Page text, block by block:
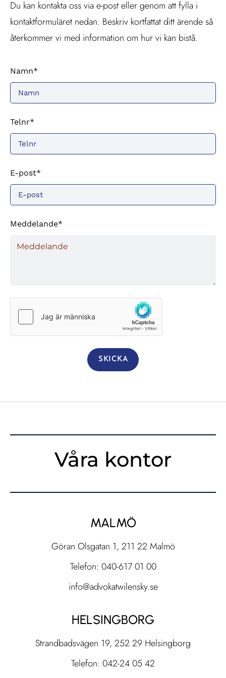
Du kan kontakta oss via e-post eller genom att fylla i
kontaktformuläret nedan. Beskriv kortfattat ditt ärende så
återkommer vi med information om hur vi kan bistå.
Namn*
Telnr*
E-post*
Meddelande*
Våra kontor
MALMÖ
Göran Olsgatan 1, 211 22 Malmö
Telefon: 040-617 01 00
info@advokatwilensky.se
HELSINGBORG
Strandbadsvägen 19, 252 29 Helsingborg
Telefon: 042-24 05 42